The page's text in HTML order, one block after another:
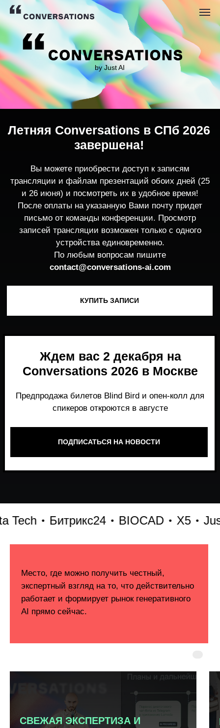
by Just AI
трансляции и файлам презентаций обоих дней (25
После оплаты на указанную Вами почту придет
записей трансляции возможен только с одного
устройства единовременно.
По любым вопросам пишите
contact@conversations-ai.co m
Летняя Conversations в СПб 2026
завершена!
Ждем вас 2 декабря на
Conversations 2026 в Москве
ПОДПИСАТЬСЯ НА НОВОСТИ
Битрикс24 BIOCAD X5 Just AI
Место, где можно получить честный,
работает и формирует рынок генеративного
СВЕЖАЯ ЭКСПЕРТИЗА И